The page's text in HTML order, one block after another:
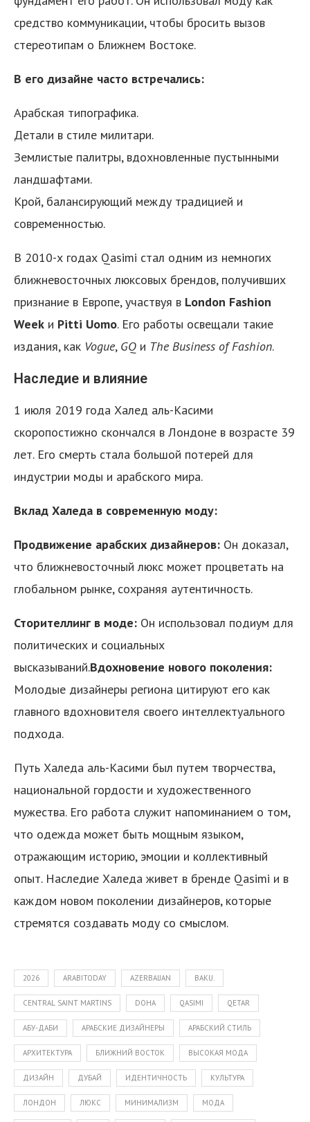
средство коммуникации, чтобы бросить вызов
стереотипам о Ближнем Востоке.
В его дизайне часто встречались:
Арабская типографика.
Детали в стиле милитари.
Землистые палитры, вдохновленные пустынными
ландшафтами.
Крой, балансирующий между традицией и
современностью.
В 2010-х годах Qasimi стал одним из немногих
ближневосточных люксовых брендов, получивших
признание в Европе, участвуя в London Fashion
Week и Pitti Uomo. Его работы освещали такие
издания, как Vogue, GQ и The Business ofFashion.
Наследие и влияние
1 июля 2019 года Халед аль-Касими
скоропостижно скончался в Лондоне в возрасте 39
лет. Его смерть стала большой потерей для
индустрии моды и арабского мира.
Вклад Халеда в современную моду:
Продвижение арабских дизайнеров: Он доказал,
что ближневосточный люкс может процветать на
глобальном рынке, сохраняя аутентичность.
Сторителлинг в моде: Он использовал подиум для
политических и социальных
высказываний.Вдохновение нового поколения:
Молодые дизайнеры региона цитируют его как
главного вдохновителя своего интеллектуального
подхода.
Путь Халеда аль-Касими был путем творчества,
национальной гордости и художественного
мужества. Его работа служит напоминанием о том,
что одежда может быть мощным языком,
отражающим историю, эмоции и коллективный
опыт. Наследие Халеда живет в бренде Qasimi и в
каждом новом поколении дизайнеров, которые
стремятся создавать моду со смыслом.
2026 ARABITODAY AZERBAIJAN BAKU.
CENTRAL SAINT MARTINS DOHA QASIMI QETAR
АБУ-ДАБИ АРАБСКИЕ ДИЗАЙНЕРЫ АРАБСКИЙ СТИЛЬ
АРХИТЕКТУРА БЛИЖНИЙ ВОСТОК ВЫСОКАЯ МОДА
ДИЗАЙН ДУБАЙ ИДЕНТИЧНОСТЬ КУЛЬТУРА
ЛОНДОН ЛЮКС МИНИМАЛИЗМ МОДА